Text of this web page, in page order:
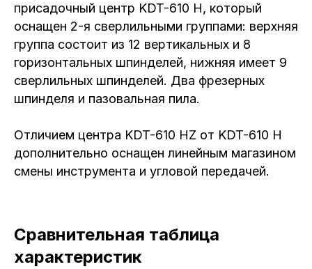
присадочный центр KDT-610 H, который
оснащен 2-я сверлильными группами: верхняя
группа состоит из 12 вертикальных и 8
горизонтальных шпинделей, нижняя имеет 9
сверлильных шпинделей. Два фрезерных
шпинделя и пазовальная пила.
Отличием центра KDT-610 HZ от KDT-610 H
дополнительно оснащен линейным магазином
смены инструмента и угловой передачей.
Сравнительная таблица
характеристик